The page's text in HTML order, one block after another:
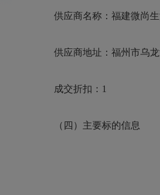
供应商名称： 福建微尚
供应商地址：福州市乌
成交折扣： 1
（四） 主要标的信息